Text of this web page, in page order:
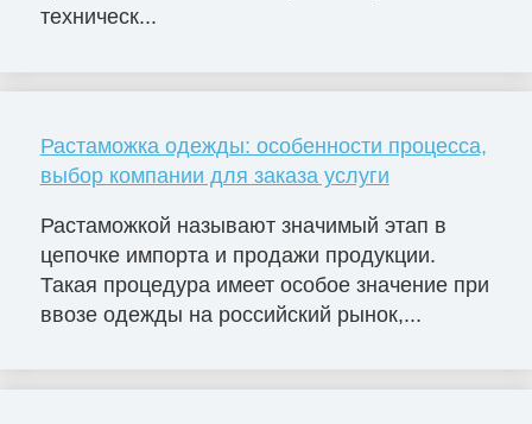
техническ...
Растаможка одежды: особенности процесса,
выбор компании для заказа услуги
Растаможкой называют значимый этап в
цепочке импорта и продажи продукции.
Такая процедура имеет особое значение при
ввозе одежды на российский рынок,...